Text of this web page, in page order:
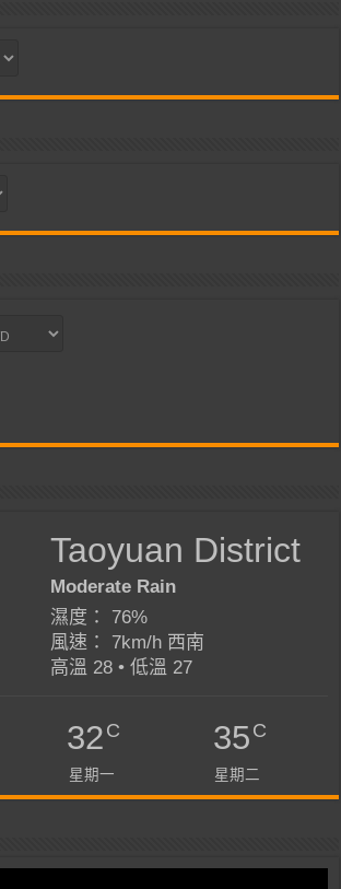
Taoyuan District
Moderate Rain
濕度： 76%
風速： 7km/h 西南
高溫 28 • 低溫 27
32C
星期一
35C
星期二